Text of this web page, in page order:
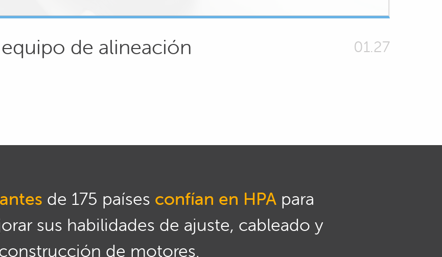
de alineación 01.27
de 175 países confían en HPA para
sus habilidades de ajuste, cableado y
de motores.